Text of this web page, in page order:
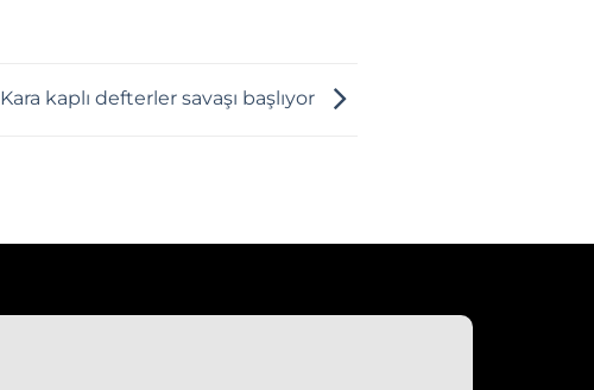
Kara kaplı defterler savaşı başlıyor